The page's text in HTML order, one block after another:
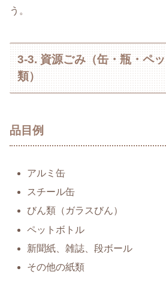
う。
3-3. 資源ごみ（缶・瓶・ペ
類）
品目例
アルミ缶
スチール缶
びん類（ガラスびん）
ペットボトル
新聞紙、雑誌、段ボール
その他の紙類